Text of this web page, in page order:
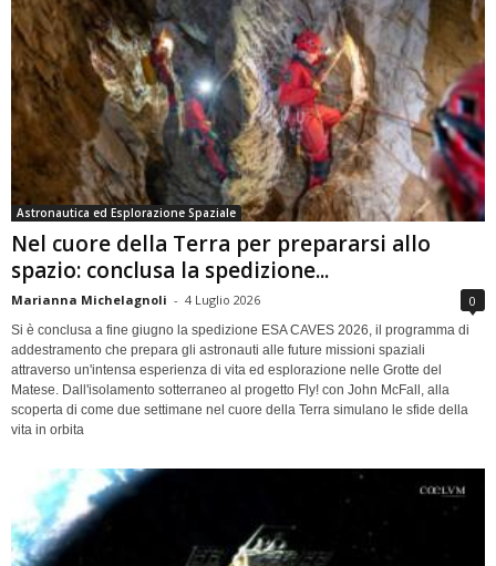
Astronautica ed Esplorazione Spaziale
Nel cuore della Terra per prepararsi allo
spazio: conclusa la spedizione...
Marianna Michelagnoli - 4 Luglio 2026 0
Si è conclusa a fine giugno la spedizione ESA CAVES 2026, il programma di
addestramento che prepara gli astronauti alle future missioni spaziali
attraverso un'intensa esperienza di vita ed esplorazione nelle Grotte del
Matese. Dall'isolamento sotterraneo al progetto Fly! con John McFall, alla
scoperta di come due settimane nel cuore della Terra simulano le sfide della
vita in orbita